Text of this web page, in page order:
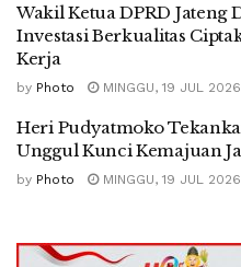
Wakil Ketua DPRD Jateng
Investasi Berkualitas
Kerja
by Photo MINGGU, 19 JUL 2026
Heri Pudyatmoko
Unggul Kunci Kemajuan
by Photo MINGGU, 19 JUL 2026